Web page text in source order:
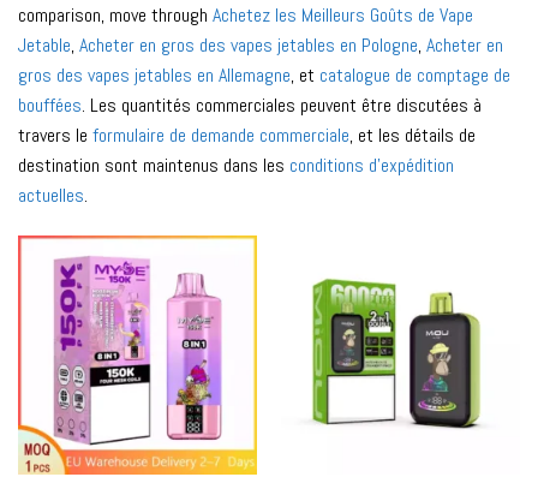
comparison, move through Achetez les Meilleurs Goûts de Vape
Jetable, Acheter en gros des vapes jetables en Pologne, Acheter en
gros des vapes jetables en Allemagne, et catalogue de comptage de
bouffées. Les quantités commerciales peuvent être discutées à
travers le formulaire de demande commerciale, et les détails de
destination sont maintenus dans les conditions d'expédition
actuelles.